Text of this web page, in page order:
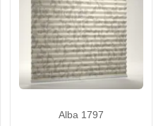
Alba 1797